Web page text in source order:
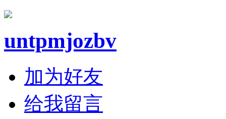
untpmjozbv
加为好友
给我留言